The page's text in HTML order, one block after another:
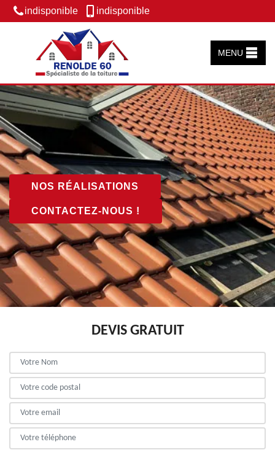
indisponible indisponible
MENU
NOS RÉALISATIONS
CONTACTEZ-NOUS !
DEVIS GRATUIT